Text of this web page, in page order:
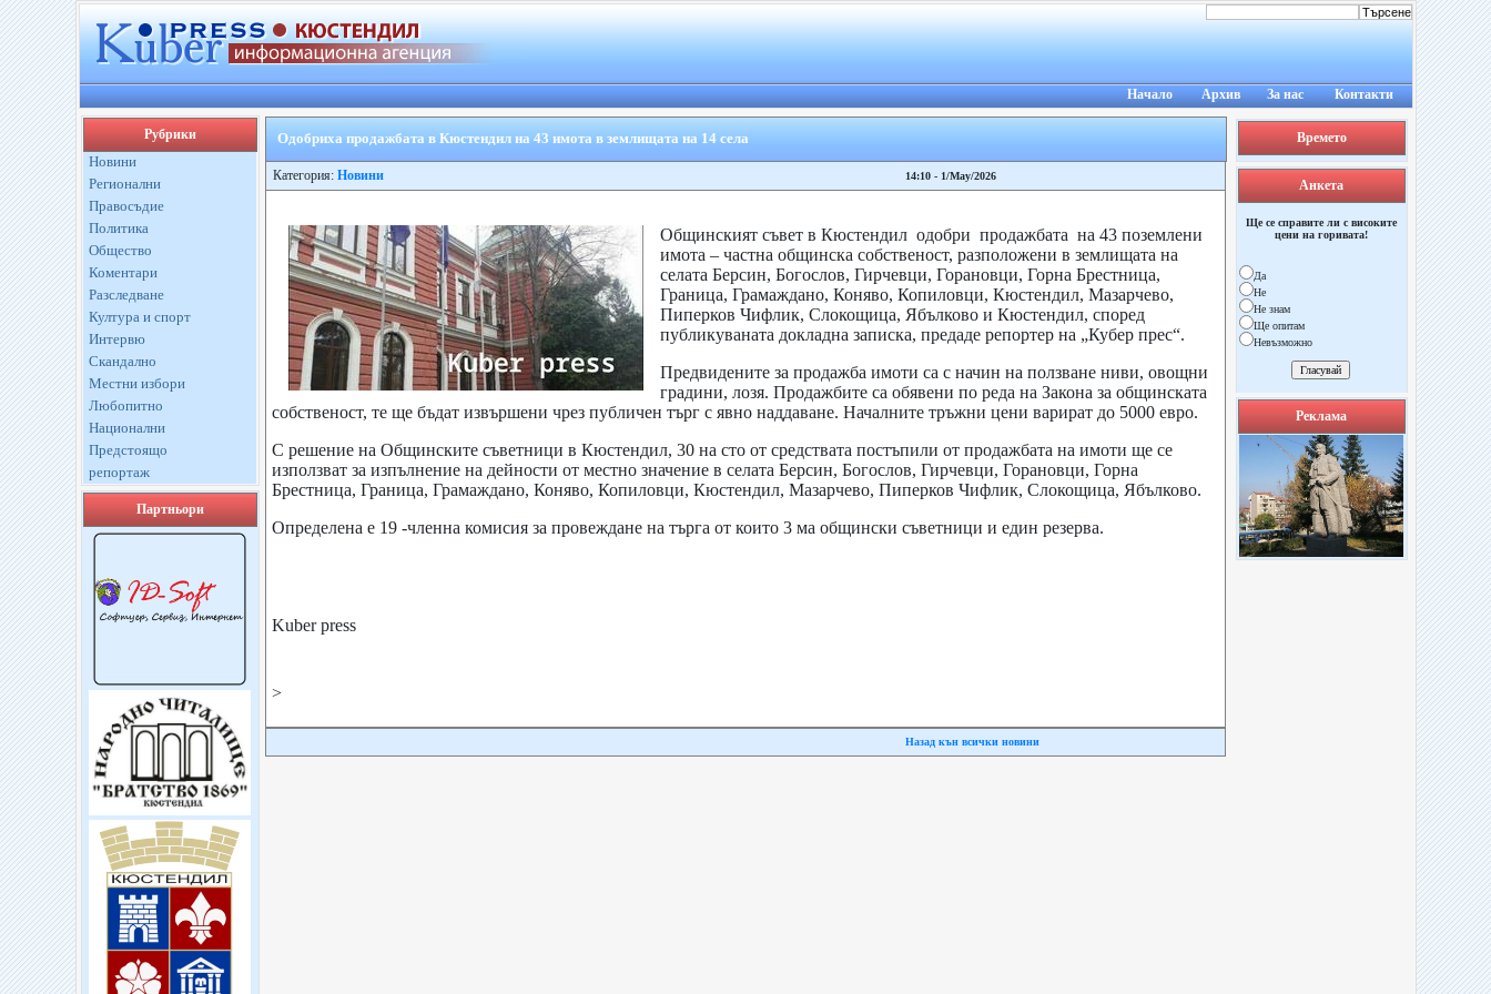
Начало Архив За нас Контакти
Рубрики
Новини
Регионални
Правосъдие
Политика
Общество
Коментари
Разследване
Култура и спорт
Интервю
Скандално
Местни избори
Любопитно
Национални
Предстоящо
репортаж
Партньори
Одобриха продажбата в Кюстендил на 43 имота в землищата на 14 села
Категория: Новини 14:10 - 1/May/2026
Общинският съвет в Кюстендил одобри продажбата на 43 поземлени
имота – частна общинска собственост, разположени в землищата на
селата Берсин, Богослов, Гирчевци, Горановци, Горна Брестница,
Граница, Грамаждано, Коняво, Копиловци, Кюстендил, Мазарчево,
Пиперков Чифлик, Слокощица, Ябълково и Кюстендил, според
публикуваната докладна записка, предаде репортер на „Кубер прес“.
Предвидените за продажба имоти са с начин на ползване ниви, овощни
градини, лозя. Продажбите са обявени по реда на Закона за общинската
собственост, те ще бъдат извършени чрез публичен търг с явно наддаване. Началните тръжни цени варират до 5000 евро.
С решение на Общинските съветници в Кюстендил, 30 на сто от средствата постъпили от продажбата на имоти ще се
използват за изпълнение на дейности от местно значение в селата Берсин, Богослов, Гирчевци, Горановци, Горна
Брестница, Граница, Грамаждано, Коняво, Копиловци, Кюстендил, Мазарчево, Пиперков Чифлик, Слокощица, Ябълково.
Определена е 19 -членна комисия за провеждане на търга от които 3 ма общински съветници и един резерва.
Kuber press
>
Назад кън всички новини
Времето
Анкета
Ще се справите ли с високите
цени на горивата!
Да
Не
Не знам
Ще опитам
Невъзможно
Реклама